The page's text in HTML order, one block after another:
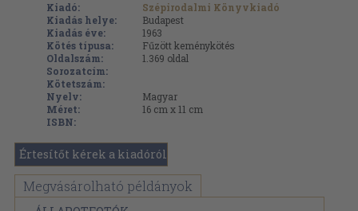
Kiadó:
Szépirodalmi Könyvkiadó
Kiadás helye:
Budapest
Kiadás éve:
1963
Kötés típusa:
Fűzött keménykötés
Oldalszám:
1.369 oldal
Sorozatcím:
Kötetszám:
Nyelv:
Magyar
Méret:
16 cm x 11 cm
ISBN:
Értesítőt kérek a kiadóról
Megvásárolható példányok